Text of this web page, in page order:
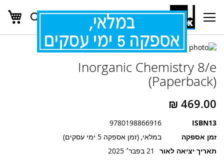
Skip
Content
חפש
Inorganic Chemistry 8/e
(Paperback)
ISBN13
9780198866916
זמן אספקה
במלאי, (זמן אספקה 5 ימי עסקים)
תאריך יציאה לאור
21 בפבר׳ 2025
לדלג
של
גלריית
תמונות
להתחלה
של
גלריית